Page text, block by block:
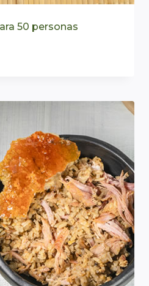
50 personas